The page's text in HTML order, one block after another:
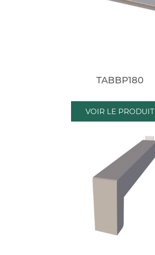
TABBP180
VOIR LE PRODUIT